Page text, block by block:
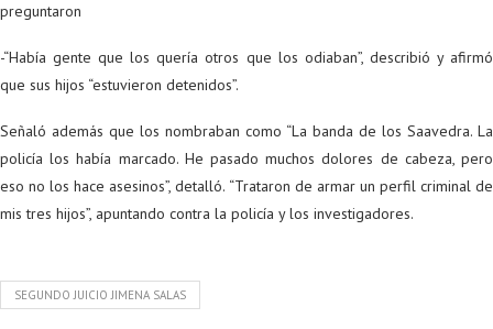
preguntaron
-“Había gente que los quería otros que los odiaban”, describió y afirmó
que sus hijos “estuvieron detenidos”.
Señaló además que los nombraban como “La banda de los Saavedra. La
policía los había marcado. He pasado muchos dolores de cabeza, pero
eso no los hace asesinos”, detalló. “Trataron de armar un perfil criminal de
mis tres hijos”, apuntando contra la policía y los investigadores.
SEGUNDO JUICIO JIMENA SALAS